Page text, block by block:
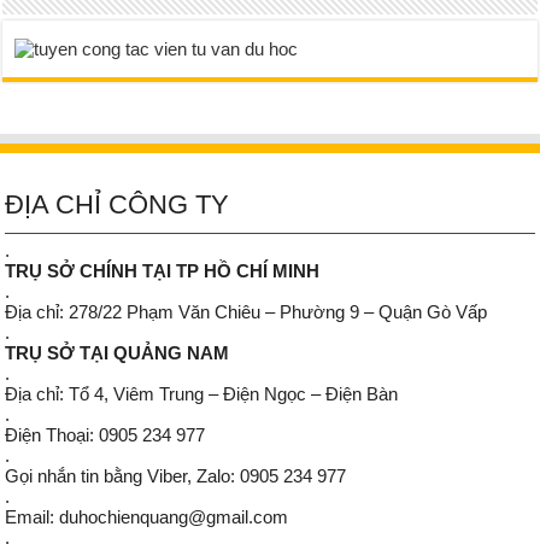
ĐỊA CHỈ CÔNG TY
.
TRỤ SỞ CHÍNH TẠI TP HỒ CHÍ MINH
.
Địa chỉ: 278/22 Phạm Văn Chiêu – Phường 9 – Quận Gò Vấp
.
TRỤ SỞ TẠI QUẢNG NAM
.
Địa chỉ: Tổ 4, Viêm Trung – Điện Ngọc – Điện Bàn
.
Điện Thoại: 0905 234 977
.
Gọi nhắn tin bằng Viber, Zalo: 0905 234 977
.
Email: duhochienquang@gmail.com
.